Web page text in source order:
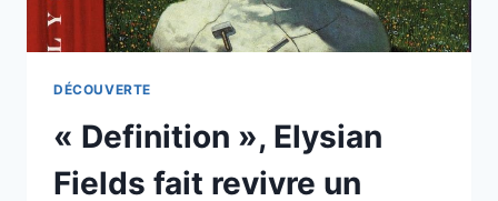
DÉCOUVERTE
« Definition », Elysian
Fields fait revivre un